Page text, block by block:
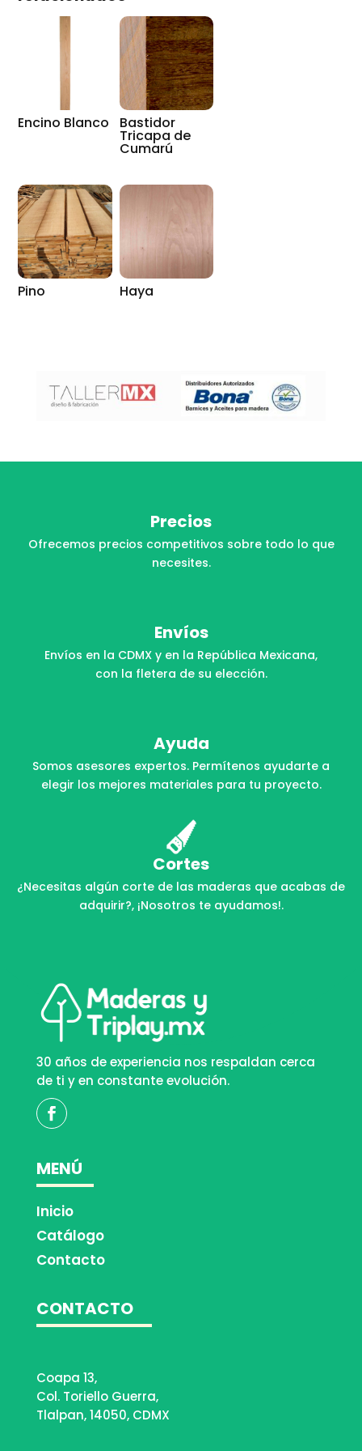
Encino Blanco Bastidor
Tricapa de
Cumarú
Pino Haya
Precios
Ofrecemos precios competitivos sobre todo lo que
necesites.
Envíos
Envíos en la CDMX y en la República Mexicana,
con la fletera de su elección.
Ayuda
Somos asesores expertos. Permítenos ayudarte a
elegir los mejores materiales para tu proyecto.
Cortes
¿Necesitas algún corte de las maderas que acabas de
adquirir?, ¡Nosotros te ayudamos!.
30 años de experiencia nos respaldan cerca
de ti y en constante evolución.
MENÚ
Inicio
Catálogo
Contacto
CONTACTO
Coapa 13,
Col. Toriello Guerra,
Tlalpan, 14050, CDMX